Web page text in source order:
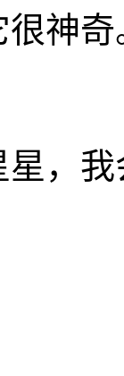
很神奇
，